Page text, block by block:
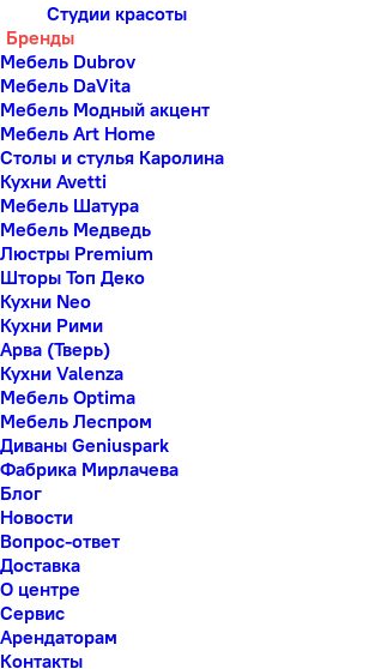
Студии красоты
Бренды
Мебель Dubrov
Мебель DaVita
Мебель Модный акцент
Мебель Art Home
Столы и стулья Каролина
Кухни Avetti
Мебель Шатура
Мебель Медведь
Люстры Premium
Шторы Топ Деко
Кухни Neo
Кухни Рими
Арва (Тверь)
Кухни Valenza
Мебель Optima
Мебель Леспром
Диваны Geniuspark
Фабрика Мирлачева
Блог
Новости
Вопрос-ответ
Доставка
О центре
Сервис
Арендаторам
Контакты